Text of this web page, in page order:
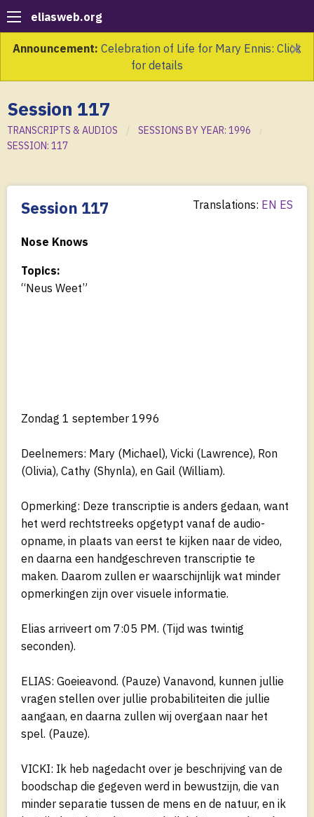
eliasweb.org
Announcement: Celebration of Life for Mary Ennis: Click
for details
×
Session 117
TRANSCRIPTS & AUDIOS
SESSIONS BY YEAR: 1996
SESSION: 117
Session 117 Translations: EN ES
Nose Knows
Topics:
“Neus Weet”
Zondag 1 september 1996
Deelnemers: Mary (Michael), Vicki (Lawrence), Ron
(Olivia), Cathy (Shynla), en Gail (William).
Opmerking: Deze transcriptie is anders gedaan, want
het werd rechtstreeks opgetypt vanaf de audio-
opname, in plaats van eerst te kijken naar de video,
en daarna een handgeschreven transcriptie te
maken. Daarom zullen er waarschijnlijk wat minder
opmerkingen zijn over visuele informatie.
Elias arriveert om 7:05 PM. (Tijd was twintig
seconden).
ELIAS: Goeieavond. (Pauze) Vanavond, kunnen jullie
vragen stellen over jullie probabiliteiten die jullie
aangaan, en daarna zullen wij overgaan naar het
spel. (Pauze).
VICKI: Ik heb nagedacht over je beschrijving van de
boodschap die gegeven werd in bewustzijn, die van
minder separatie tussen de mens en de natuur, en ik